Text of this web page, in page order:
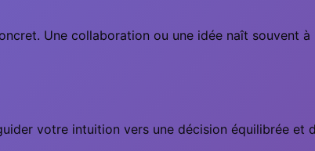
Une collaboration ou une idée naît souvent à
votre intuition vers une décision équilibrée et